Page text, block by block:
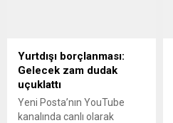
kaldı. Almanya’da aşı
merkezlerinin 30 Eylül
tarihinden itibaren
kapanması sonrası, mobil...
Yurtdışı borçlanması:
Gelecek zam dudak
uçuklattı
Yeni Posta’nın YouTube
kanalında canlı olarak